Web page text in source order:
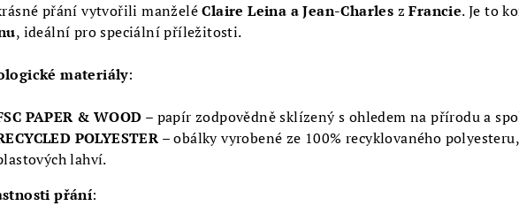
přání vytvořili manželéClaire Leina a Jean-Charles zFrancie. Je to
, ideální pro speciální příležitosti.
materiály:
PAPER & WOOD – papír zodpovědně sklízený s ohledem na přírodu a
POLYESTER – obálky vyrobené ze 100% recyklovaného
lahví.
přání: